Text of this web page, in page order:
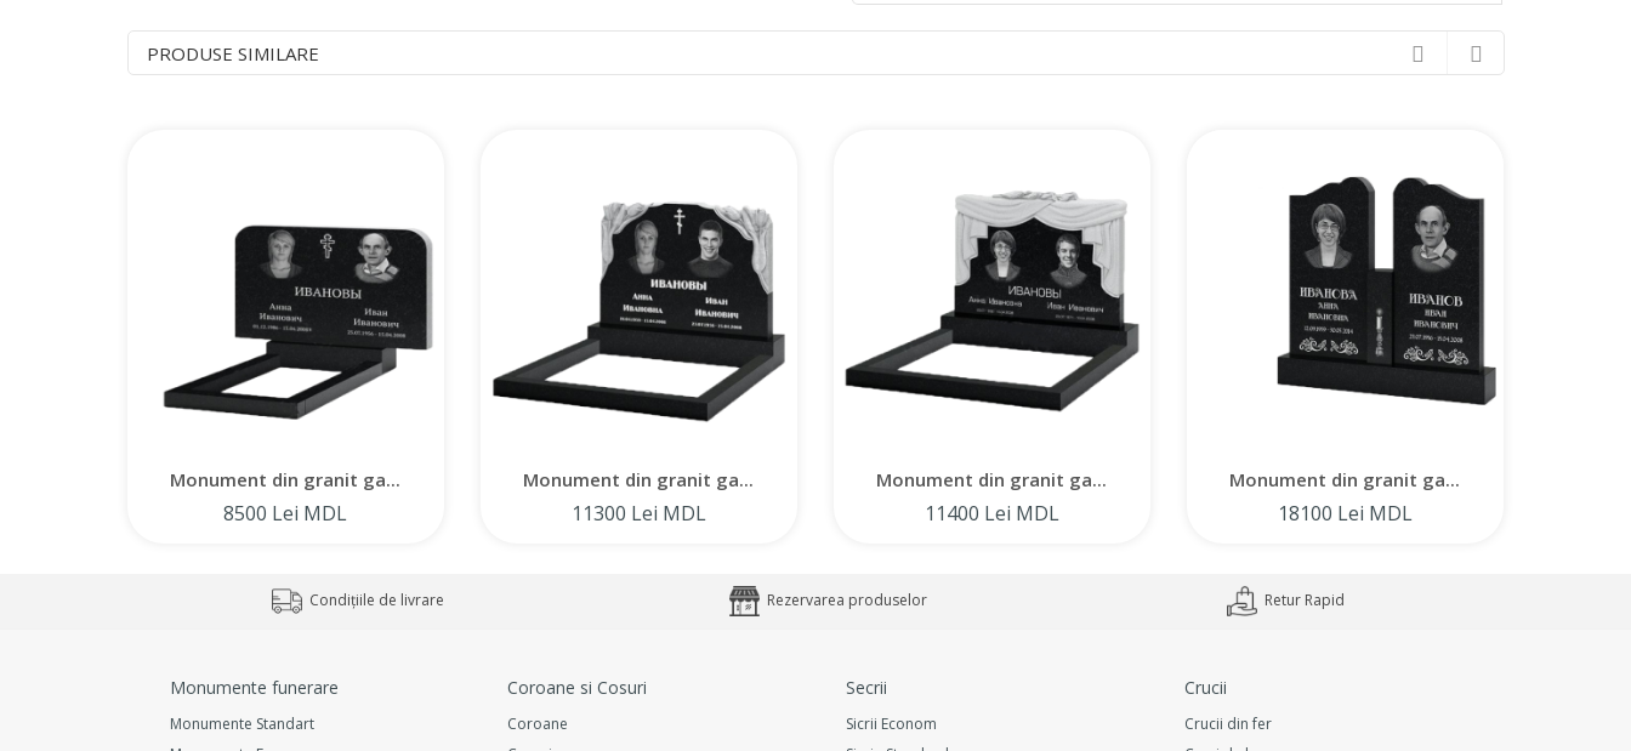
PRODUSE SIMILARE
Monument din granit ga...
8500 Lei MDL
Monument din granit ga...
11300 Lei MDL
Monument din granit ga...
11400 Lei MDL
Monument din granit ga...
18100 Lei MDL
Condițiile de livrare Rezervarea produselor Retur Rapid
Monumente funerare
Monumente Standart
Coroane si Cosuri
Coroane
Secrii
Sicrii Econom
Crucii
Crucii din fer